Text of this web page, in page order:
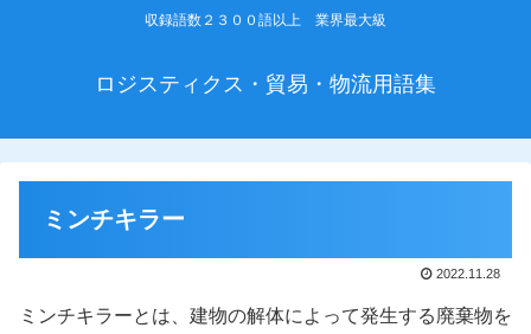
収録語数２３００語以上 業界最大級
ロジスティクス・貿易・物流用語集
ミンチキラー
2022.11.28
ミンチキラーとは、建物の解体によって発生する廃棄物を